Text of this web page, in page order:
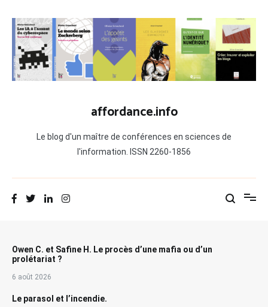
contenu
affordance.info
Le blog d'un maître de conférences en sciences de
l'information. ISSN 2260-1856
Owen C. et Safine H. Le procès d’une mafia ou d’un
prolétariat ?
6 août 2026
Le parasol et l’incendie.